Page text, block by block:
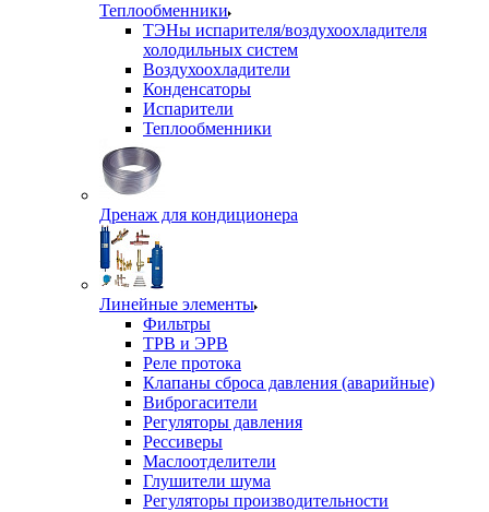
Теплообменники
ТЭНы испарителя/воздухоохладителя
холодильных систем
Воздухоохладители
Конденсаторы
Испарители
Теплообменники
Дренаж для кондиционера
Линейные элементы
Фильтры
ТРВ и ЭРВ
Реле протока
Клапаны сброса давления (аварийные)
Виброгасители
Регуляторы давления
Рессиверы
Маслоотделители
Глушители шума
Регуляторы производительности